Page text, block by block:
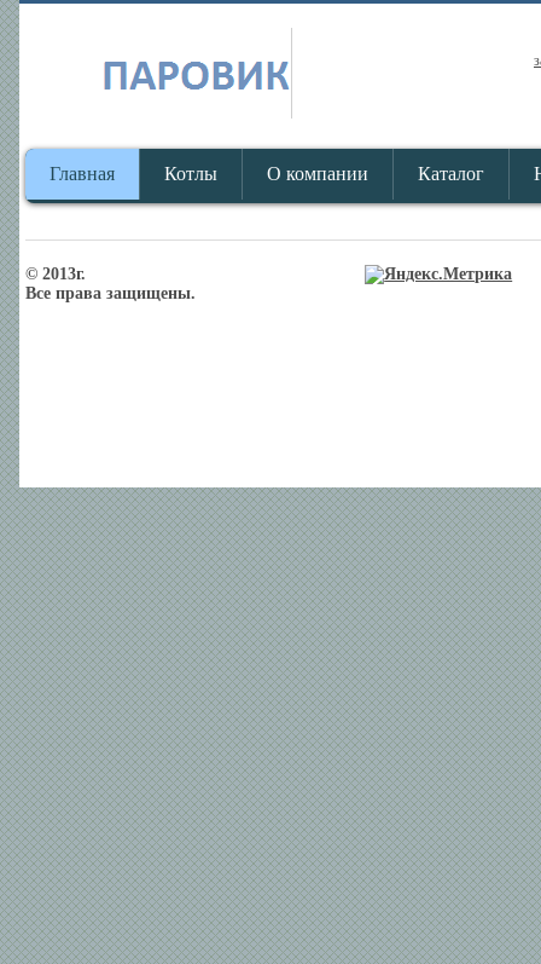
Главная Котлы О компании Каталог
© 2013г.
Все права защищены.